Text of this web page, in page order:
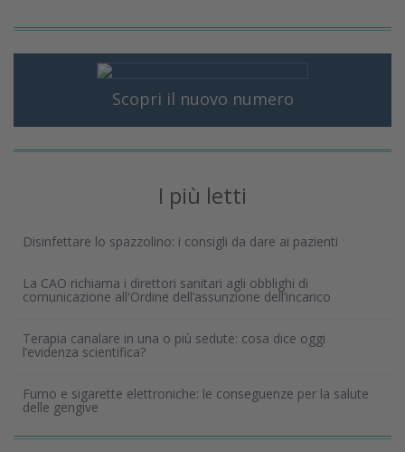
Scopri il nuovo numero
I più letti
Disinfettare lo spazzolino: i consigli da dare ai pazienti
La CAO richiama i direttori sanitari agli obblighi di
comunicazione all'Ordine dell’assunzione dell’incarico
Terapia canalare in una o più sedute: cosa dice oggi
l’evidenza scientifica?
Fumo e sigarette elettroniche: le conseguenze per la salute
delle gengive